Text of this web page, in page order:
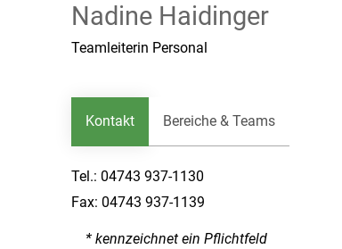
Nadine Haidinger
Teamleiterin Personal
Kontakt Bereiche & Teams
Tel.: 04743 937-1130
Fax: 04743 937-1139
* kennzeichnet ein Pflichtfeld